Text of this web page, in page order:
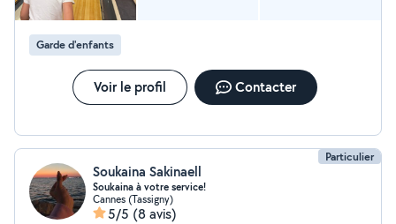
Garde d'enfants
Voir le profil Contacter
Particulier
Soukaina Sakinaell
Soukaina à votre service!
Cannes (Tassigny)
5/5 (8 avis)